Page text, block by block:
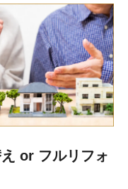
or フルリフォ